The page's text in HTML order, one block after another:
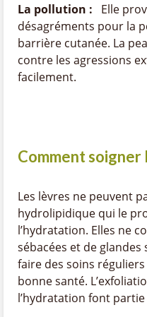
La pollution :
Elle
désagréments pour la
barrière cutanée. La
contre les agressions
facilement.
Comment soigner
Les lèvres ne peuvent
hydrolipidique qui le
l’hydratation. Elles ne
sébacées et de
faire des soins
bonne santé.
l’hydratation font partie